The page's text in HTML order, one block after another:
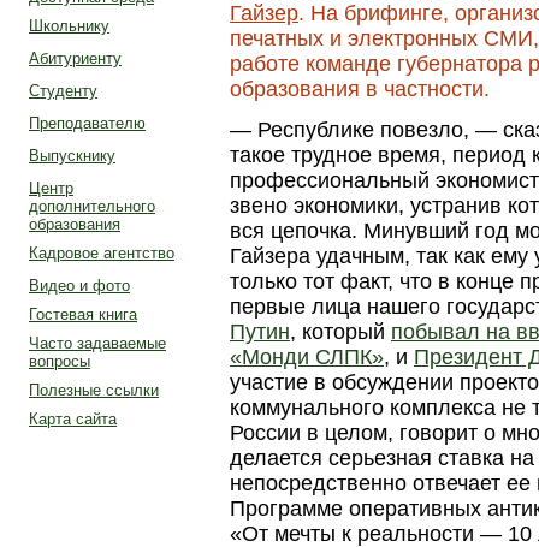
Школьнику
Абитуриенту
Студенту
Преподавателю
Выпускнику
Центр
дополнительного
образования
Кадровое агентство
Видео и фото
Гостевая книга
Часто задаваемые
вопросы
Полезные ссылки
Карта сайта
Гайзер. На брифинге,
печатных и электронных
работе команде губернатора
образования в частности.
— Республике повезло, —
такое трудное время, период
профессиональный
звено экономики, устранив
вся цепочка. Минувший год
Гайзера удачным, так как
только тот факт, что в конце
первые лица нашего
Путин, который побывал на
«Монди СЛПК», и Президент
участие в обсуждении
коммунального комплекса не
России в целом, говорит о
делается серьезная ставка
непосредственно отвечает
Программе оперативных
«От мечты к реальности — 10